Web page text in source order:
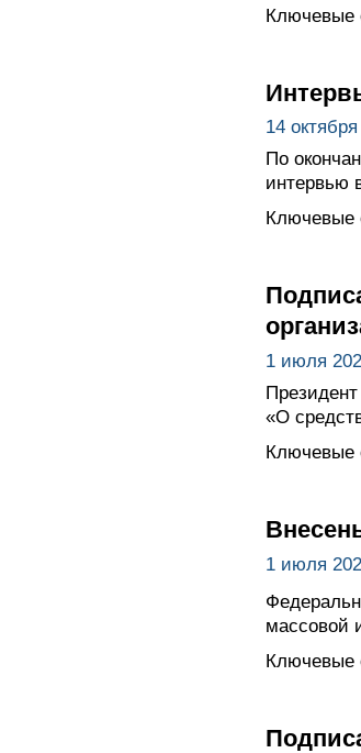
Ключевые
14
По
интервью
Ключевые
1 июля
«О
Ключевые
1 июля
массовой
Ключевые